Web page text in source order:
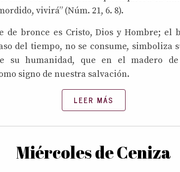
vivirá” (Núm. 21, 6. 8).
de bronce es Cristo, Dios y Hombre; el
del tiempo, no se consume, simboliza
su humanidad, que en el madero
signo de nuestra salvación.
LEER MÁS
Miércoles de Ceniza